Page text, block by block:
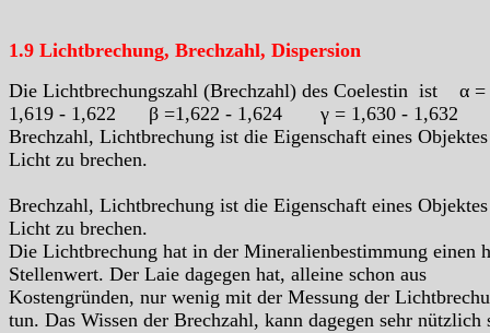
1.9 Lichtbrechung, Brechzahl, Dispersion
Die Lichtbrechungszahl (Brechzahl) des Coelestin ist α =
1,619 - 1,622 β =1,622 - 1,624 γ = 1,630 - 1,632
Brechzahl, Lichtbrechung ist die Eigenschaft eines Objektes
Licht zu brechen.
Brechzahl, Lichtbrechung ist die Eigenschaft eines Objektes
Licht zu brechen.
Die Lichtbrechung hat in der Mineralienbestimmung einen
Stellenwert. Der Laie dagegen hat, alleine schon aus
Kostengründen, nur wenig mit der Messung der
tun. Das Wissen der Brechzahl, kann dagegen sehr nützlich